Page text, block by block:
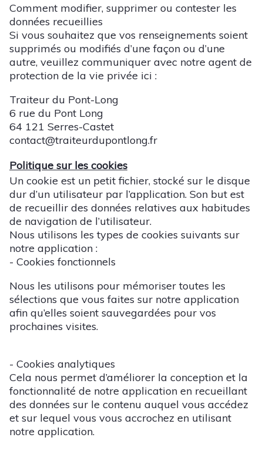
Comment modifier, supprimer ou contester les
données recueillies
Si vous souhaitez que vos renseignements soient
supprimés ou modifiés d’une façon ou d’une
autre, veuillez communiquer avec notre agent de
protection de la vie privée ici :
Traiteur du Pont-Long
6 rue du Pont Long
64 121 Serres-Castet
contact@traiteurdupontlong.fr
Politique sur les cookies
Un cookie est un petit fichier, stocké sur le disque
dur d’un utilisateur par l’application. Son but est
de recueillir des données relatives aux habitudes
de navigation de l’utilisateur.
Nous utilisons les types de cookies suivants sur
notre application :
- Cookies fonctionnels
Nous les utilisons pour mémoriser toutes les
sélections que vous faites sur notre application
afin qu’elles soient sauvegardées pour vos
prochaines visites.
- Cookies analytiques
Cela nous permet d’améliorer la conception et la
fonctionnalité de notre application en recueillant
des données sur le contenu auquel vous accédez
et sur lequel vous vous accrochez en utilisant
notre application.